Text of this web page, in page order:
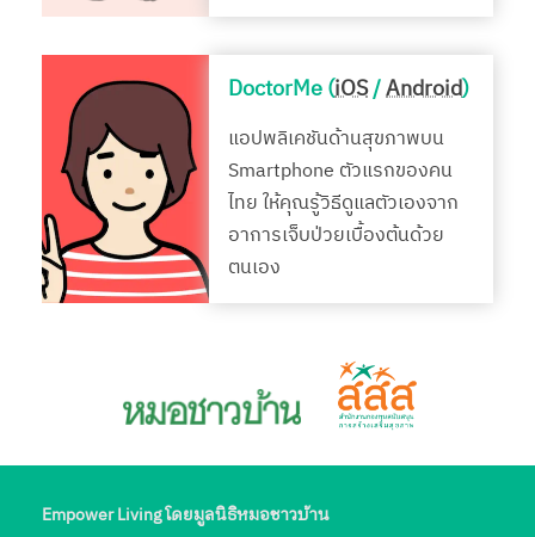
DoctorMe (iOS/Android)
แอปพลิเคชันด้านสุขภาพบน
Smartphone ตัวแรกของคน
ไทย ให้คุณรู้วิธีดูแลตัวเองจาก
อาการเจ็บป่วยเบื้องต้นด้วย
ตนเอง
Empower Living โดยมูลนิธิหมอชาวบ้าน